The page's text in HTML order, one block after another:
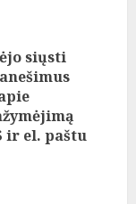
siųsti
ir el. paštu